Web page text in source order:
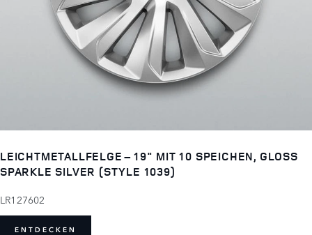
LEICHTMETALLFELGE – 19" MIT 10 SPEICHEN, GLOSS
SPARKLE SILVER (STYLE 1039)
LR127602
ENTDECKEN